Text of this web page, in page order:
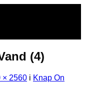
(4)
× 2560 i Knap On